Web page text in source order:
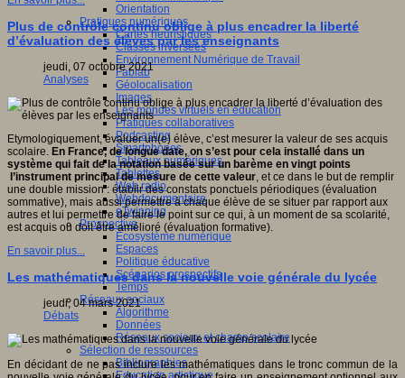
Orientation
Pratiques numériques
Cartes heuristiques
Classes inversées
Environnement Numérique de Travail
Fablab
Géolocalisation
Images
Les mondes virtuels en éducation
Pratiques collaboratives
Podcasting
Smartphones
Tableaux numériques
Tablettes
Web radio
Webdocumentaire
eTwinning
Prospective
Ecosystème numérique
Espaces
Politique éducative
Scénarios prospectifs
Temps
Réseaux sociaux
Algorithme
Données
Réseaux sociaux et champ scolaire
Sélection de ressources
Bibliographies
Education artistique
Plus de contrôle continu oblige à plus encadrer la liberté
d’évaluation des élèves par les enseignants
jeudi, 07 octobre 2021
Analyses
Etymologiquement, évaluer un(e) élève, c’est mesurer la valeur de ses acquis
scolaire. En France, de longue date, on s’est pour cela installé dans un
système qui fait de la notation basée sur un barème en vingt points
l’instrument principal de mesure de cette valeur, et ce dans le but de remplir
une double mission : établir des constats ponctuels périodiques (évaluation
sommative), mais aussi permettre à chaque élève de se situer par rapport aux
autres et lui permettre de faire le point sur ce qui, à un moment de sa scolarité,
est acquis ou doit être amélioré (évaluation formative).
En savoir plus...
Les mathématiques dans la nouvelle voie générale du lycée
jeudi, 04 mars 2021
Débats
En décidant de ne pas inclure les mathématiques dans le tronc commun de la